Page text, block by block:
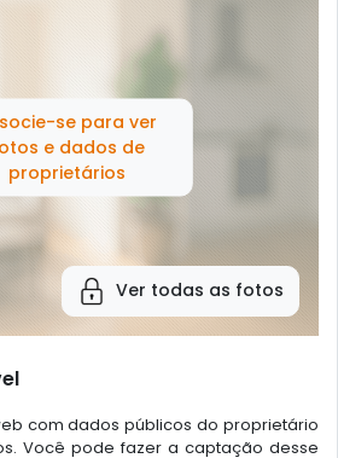
se para ver
e dados de
proprietários
Ver todas as fotos
com dados públicos do proprietário
Você pode fazer a captação desse